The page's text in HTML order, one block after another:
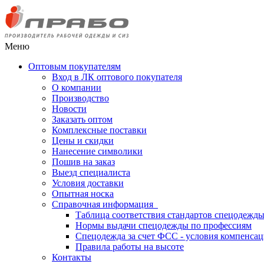
Меню
Оптовым покупателям
Вход в ЛК оптового покупателя
О компании
Производство
Новости
Заказать оптом
Комплексные поставки
Цены и скидки
Нанесение символики
Пошив на заказ
Выезд специалиста
Условия доставки
Опытная носка
Справочная информация
Таблица соответствия стандартов спецодежды
Нормы выдачи спецодежды по профессиям
Спецодежда за счет ФСС - условия
Правила работы на высоте
Контакты